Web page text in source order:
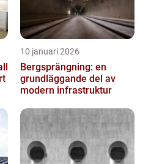
10 januari 2026
Bergsprängning: en
grundläggande del av
modern infrastruktur